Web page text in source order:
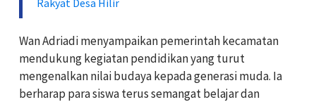
Wan Adriadi menyampaikan pemerintah kecamatan
mendukung kegiatan pendidikan yang turut
mengenalkan nilai budaya kepada generasi muda. Ia
berharap para siswa terus semangat belajar dan